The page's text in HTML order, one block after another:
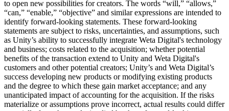
to open new possibilities for creators. The words “will,” “allows,”
“can,” “enable,” “objective” and similar expressions are intended to
identify forward-looking statements. These forward-looking
statements are subject to risks, uncertainties, and assumptions, such
as Unity’s ability to successfully integrate Weta Digital's technology
and business; costs related to the acquisition; whether potential
benefits of the transaction extend to Unity and Weta Digital's
customers and other potential creators; Unity’s and Weta Digital’s
success developing new products or modifying existing products
and the degree to which these gain market acceptance; and any
unanticipated impact of accounting for the acquisition. If the risks
materialize or assumptions prove incorrect, actual results could differ